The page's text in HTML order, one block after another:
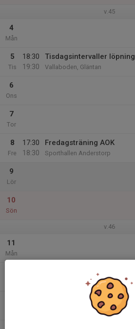
v.45
4
Mån
5
Tis
18:30
19:30
Tisdagsintervaller löpning
Vallaboden, Gläntan
6
Ons
7
Tor
8
Fre
17:30
18:30
Fredagsträning AOK
Sporthallen Anderstorp
9
Lör
10
Sön
v.46
11
Mån
Tisdagsintervaller löpning
Vallaboden, Gläntan